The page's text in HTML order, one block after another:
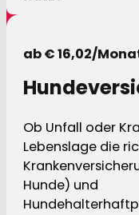
ab € 16,02/
Ob Unfall oder
Lebenslage die
Hunde) und